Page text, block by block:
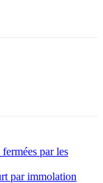
par les
par immolation